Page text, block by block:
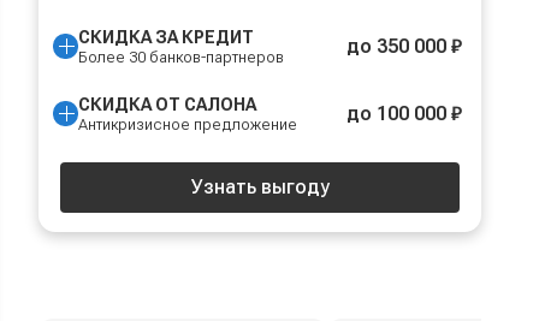
СКИДКА ЗА КРЕДИТ
Более 30 банков-партнеров до 350 000 ₽
СКИДКА ОТ САЛОНА
Антикризисное предложение до 100 000 ₽
Узнать выгоду